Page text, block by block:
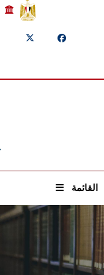
القائمة